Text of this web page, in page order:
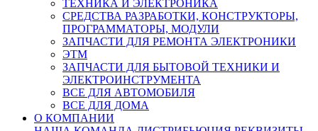
ТЕХНИКА И ЭЛЕКТРОНИКА
СРЕДСТВА РАЗРАБОТКИ, КОНСТРУКТОРЫ,
ПРОГРАММАТОРЫ, МОДУЛИ
ЗАПЧАСТИ ДЛЯ РЕМОНТА ЭЛЕКТРОНИКИ
ЭТМ
ЗАПЧАСТИ ДЛЯ БЫТОВОЙ ТЕХНИКИ И
ЭЛЕКТРОИНСТРУМЕНТА
ВСЕ ДЛЯ АВТОМОБИЛЯ
ВСЕ ДЛЯ ДОМА
О КОМПАНИИ